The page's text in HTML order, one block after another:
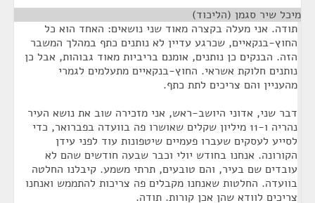
מיכל שיר סגמן (הליכוד)
תודה. אני מעלה בקצרה מאוד שני נושאים: האחד הוא כל
החוץ-בנקאיים, שכרגע עדיין לא נותנים כתף במהלך המשבר
הזה. הבנקים כן נותנים, אומנם בריביות מאוד גבוהות, אבל כן
נותנים חלוקת אשראי. החוץ-בנקאיים מתעלמים לגמרי
מהעניין והם צריכים לתת כתף.
דבר שני, אדוני היושב-ראש, אני מזכירה שוב את נושא העיר
נהריה ו-11 מיליון שקלים שאושרו פה בוועדה בפברואר, כדי
לסייע לעסקים שעברו פעמיים שיטפונות עוד לפני עידן
הקורונה. אנחנו בחודש יולי וכבר שבעה חודשים שהם לא
עובדים שם בעיר, והם טובעים, תרתי משמע. קיבלנו החלטה
בוועדה. החלטות שאנחנו מקבלים פה צריכות להתממש ואנחנו
צריכים לוודא שהן אכן קורות. תודה.